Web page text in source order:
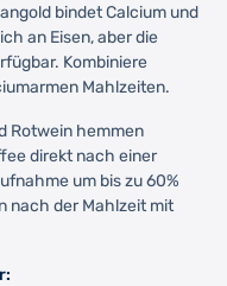
bindet Calcium und
an Eisen, aber die
Kombiniere
Mahlzeiten.
Rotwein hemmen
direkt nach einer
um bis zu 60%
nach der Mahlzeit mit